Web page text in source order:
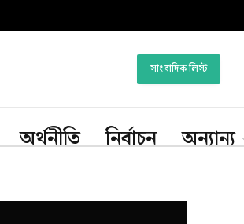
সাংবাদিক লিস্ট
অর্থনীতি নির্বাচন অন্যান্য